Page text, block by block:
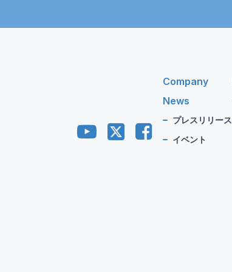
Company
News
プレスリリース
イベント